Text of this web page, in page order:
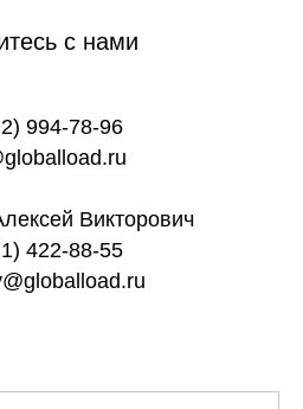
с нами
994-78-96
Викторович
422-88-55